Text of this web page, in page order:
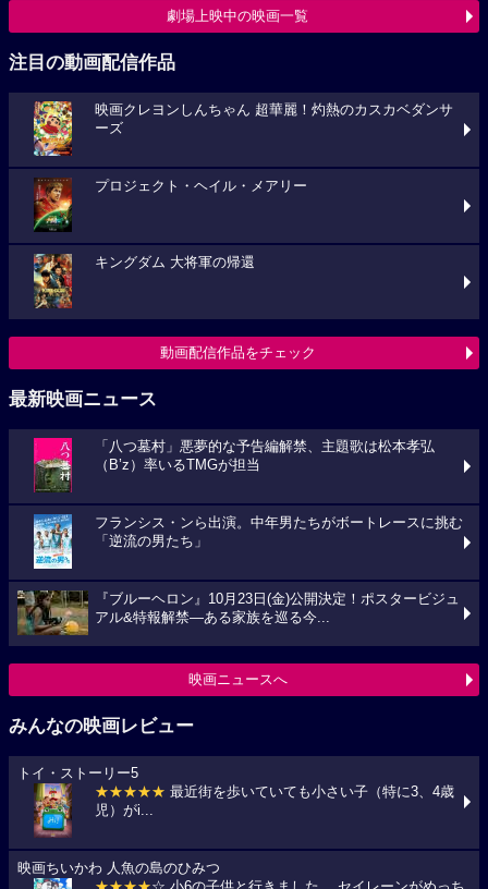
劇場上映中の映画一覧
注目の動画配信作品
映画クレヨンしんちゃん 超華麗！灼熱のカスカベダンサ
ーズ
プロジェクト・ヘイル・メアリー
キングダム 大将軍の帰還
動画配信作品をチェック
最新映画ニュース
「八つ墓村」悪夢的な予告編解禁、主題歌は松本孝弘
（B’z）率いるTMGが担当
フランシス・ンら出演。中年男たちがボートレースに挑む
「逆流の男たち」
『ブルーヘロン』10月23日(金)公開決定！ポスタービジュ
アル&特報解禁―ある家族を巡る今...
映画ニュースへ
みんなの映画レビュー
トイ・ストーリー5
★★★★★ 最近街を歩いていても小さい子（特に3、4歳
児）がi...
映画ちいかわ 人魚の島のひみつ